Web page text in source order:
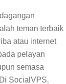
teman terbaik
atau internet
pelayan
semasa
SocialVPS,